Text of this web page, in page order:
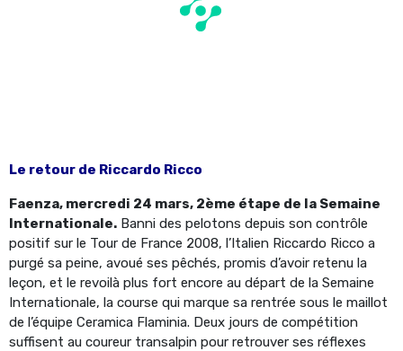
Le retour de Riccardo Ricco
Faenza, mercredi 24 mars, 2ème étape de la Semaine
Internationale. Banni des pelotons depuis son contrôle
positif sur le Tour de France 2008, l’Italien Riccardo Ricco a
purgé sa peine, avoué ses pêchés, promis d’avoir retenu la
leçon, et le revoilà plus fort encore au départ de la Semaine
Internationale, la course qui marque sa rentrée sous le maillot
de l’équipe Ceramica Flaminia. Deux jours de compétition
suffisent au coureur transalpin pour retrouver ses réflexes